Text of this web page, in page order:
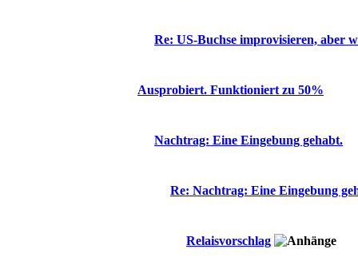
Re: US-Buchse improvisieren, aber
Ausprobiert. Funktioniert zu 50%
Nachtrag: Eine Eingebung gehabt.
Re: Nachtrag: Eine Eingebung
Relaisvorschlag